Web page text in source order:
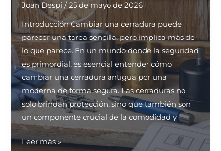
Joan Despi/25 de mayo de 2026
Introducción Cambiar una cerradura puede
parecer una tarea sencilla, pero implica más de
lo que parece. En un mundo donde la seguridad
es primordial, es esencial entender cómo
cambiar una cerradura antigua por una
moderna de forma segura. Las cerraduras no
solo brindan protección, sino que también son
un componente crucial de la comodidad y
¿Cómo
Leer más »